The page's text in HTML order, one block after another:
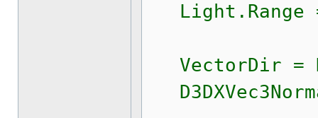
Light.Range
VectorDir =